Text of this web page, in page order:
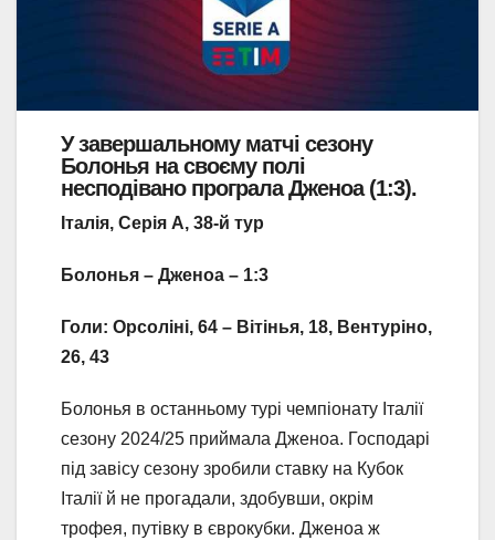
У завершальному матчі сезону
Болонья на своєму полі
несподівано програла Дженоа (1:3).
Італія, Серія А, 38-й тур
Болонья – Дженоа – 1:3
Голи: Орсоліні, 64 – Вітінья, 18, Вентуріно,
26, 43
Болонья в останньому турі чемпіонату Італії
сезону 2024/25 приймала Дженоа. Господарі
під завісу сезону зробили ставку на Кубок
Італії й не прогадали, здобувши, окрім
трофея, путівку в єврокубки. Дженоа ж